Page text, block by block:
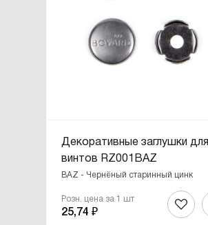
Декоративные заглушки для
винтов RZ001BAZ
BAZ - Чернёный старинный цинк
Розн. цена за 1 шт
25,74 ₽